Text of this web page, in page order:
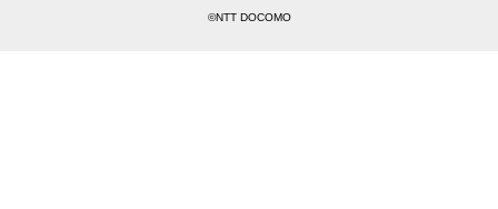
©NTT DOCOMO